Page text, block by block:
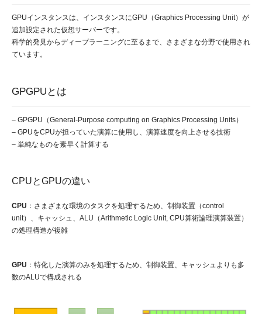
GPUインスタンスは、インスタンスにGPU（Graphics Processing Unit）が
追加設定された仮想サーバーです。
科学的発見からディープラーニングに至るまで、さまざまな分野で使用され
ています。
GPGPUとは
– GPGPU（General-Purpose computing on Graphics Processing Units）
– GPUをCPUが担っていた演算に使用し、演算速度を向上させる技術
– 単純なものを素早く計算する
CPUとGPUの違い
CPU ：さまざまな環境のタスクを処理するため、制御装置（control
unit）、キャッシュ、ALU（Arithmetic Logic Unit, CPU算術論理演算装置）
の処理構造が複雑
GPU ：特化した演算のみを処理するため、制御装置、キャッシュよりも多
数のALUで構成される